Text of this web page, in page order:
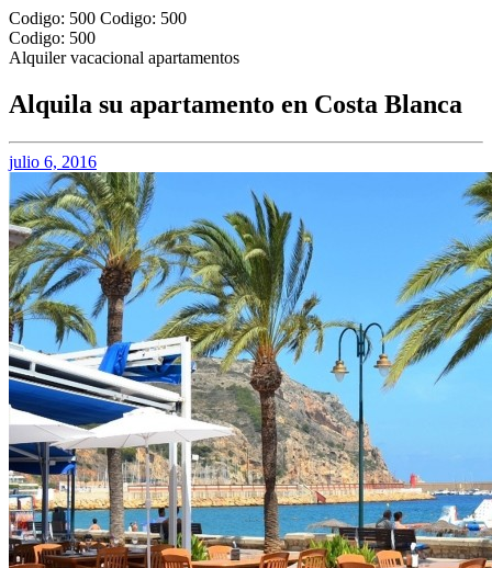
Codigo: 500 Codigo: 500
Codigo: 500
Alquiler vacacional apartamentos
Alquila su apartamento en Costa Blanca
julio 6, 2016